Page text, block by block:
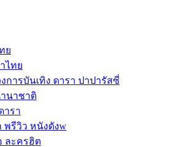
ย
ไทย
การบันเทิง ดารา ปาปารัสซี่
นาชาติ
ารา
พรีวิว หนังดังw
ละครฮิต